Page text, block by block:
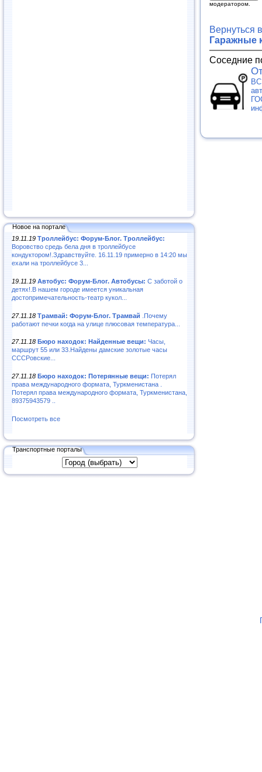
Новое на портале
19.11.19 Троллейбус: Форум-Блог. Троллейбус:
Воровство средь бела дня в троллейбусе
кондуктором!.Здравствуйте. 16.11.19 примерно в 14:20 мы
ехали на троллейбусе 3...
19.11.19 Автобус: Форум-Блог. Автобусы: С заботой о
детях!.В нашем городе имеется уникальная
достопримечательность-театр кукол...
27.11.18 Трамвай: Форум-Блог. Трамвай .Почему
работают печки когда на улице плюсовая температура...
27.11.18 Бюро находок: Найденные вещи: Часы,
маршрут 55 или 33.Найдены дамские золотые часы
СССРовские...
27.11.18 Бюро находок: Потерянные вещи: Потерял
права международного формата, Туркменистана .
Потерял права международного формата, Туркменистана,
89375943579 ..
Посмотреть все
Транспортные порталы
модератором.
Вернуться
Гаражные
Соседние